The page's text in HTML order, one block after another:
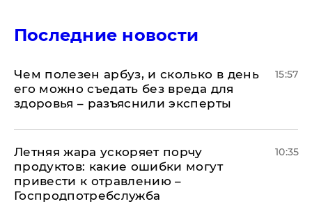
Последние новости
Чем полезен арбуз, и сколько в день
его можно съедать без вреда для
здоровья – разъяснили эксперты
15:57
Летняя жара ускоряет порчу
продуктов: какие ошибки могут
привести к отравлению –
Госпродпотребслужба
10:35